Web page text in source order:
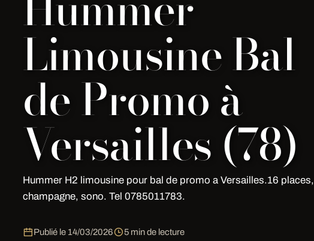
Limousine Bal
de Promo à
Versailles (78)
Hummer H2 limousine pour bal de promo a Versailles.16 places,
champagne, sono. Tel 0785011783.
Publié le 14/03/2026 5 min de lecture